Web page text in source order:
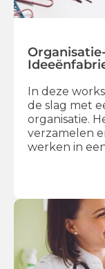
In deze
de slag met
organisatie.
verzamelen
werken in